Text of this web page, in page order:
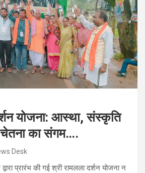
योजना: आस्था, संस्कृति
का संगम….
Desk
प्रारंभ की गई श्री रामलला दर्शन योजना न